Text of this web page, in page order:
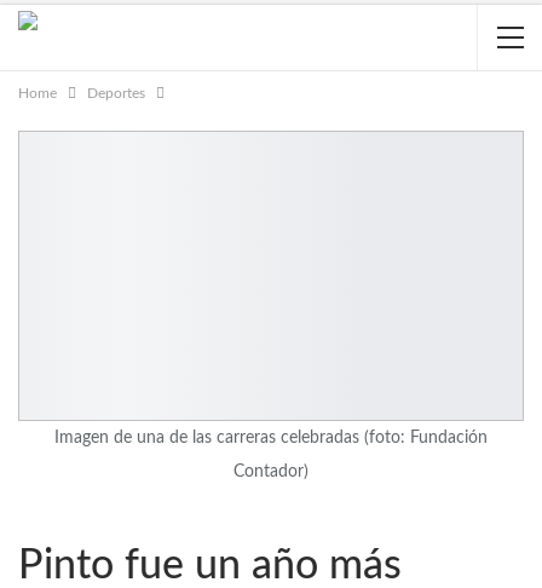
Home Deportes
Imagen de una de las carreras celebradas (foto: Fundación
Contador)
Pinto fue un año más